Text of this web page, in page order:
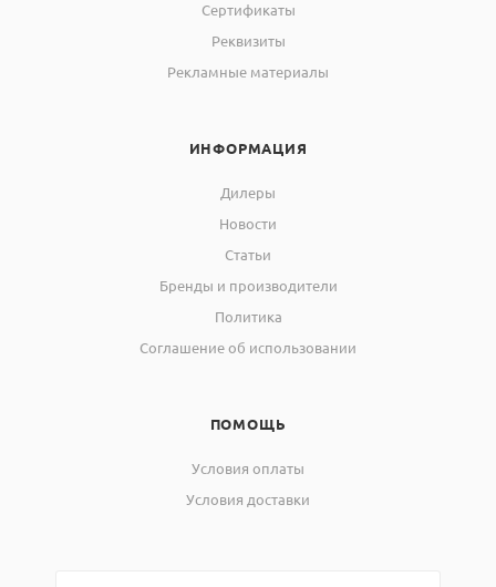
Сертификаты
Реквизиты
Рекламные материалы
ИНФОРМАЦИЯ
Дилеры
Новости
Статьи
Бренды и производители
Политика
Соглашение об использовании
ПОМОЩЬ
Условия оплаты
Условия доставки